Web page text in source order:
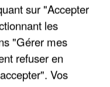
sur "Accepter
les
"Gérer mes
refuser en
Vos